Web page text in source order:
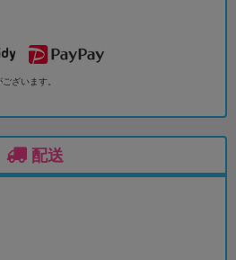
ざいます。
配送